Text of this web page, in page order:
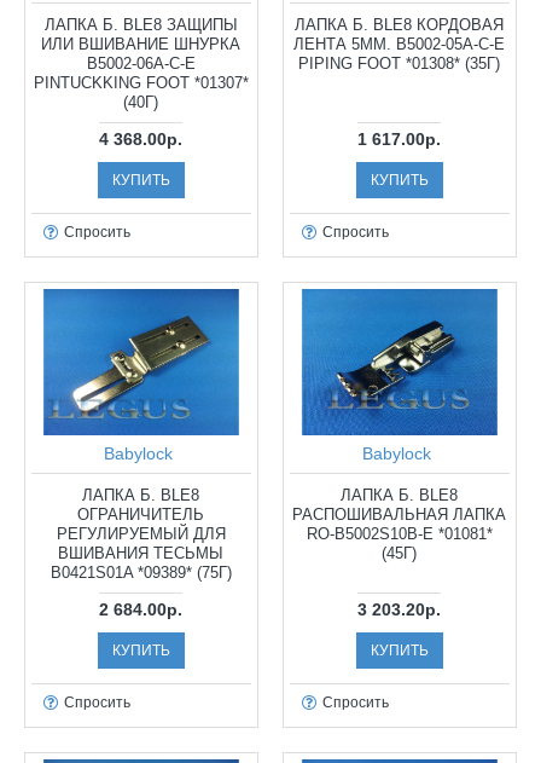
ЛАПКА Б. BLE8 ЗАЩИПЫ
ИЛИ ВШИВАНИЕ ШНУРКА
B5002-06A-C-E
PINTUCKKING FOOT *01307*
(40Г)
4 368.00р.
КУПИТЬ
Спросить
ЛАПКА Б. BLE8 КОРДОВАЯ
ЛЕНТА 5ММ. B5002-05A-C-E
PIPING FOOT *01308* (35Г)
1 617.00р.
КУПИТЬ
Спросить
Babylock
ЛАПКА Б. BLE8
ОГРАНИЧИТЕЛЬ
РЕГУЛИРУЕМЫЙ ДЛЯ
ВШИВАНИЯ ТЕСЬМЫ
B0421S01A *09389* (75Г)
2 684.00р.
КУПИТЬ
Спросить
Babylock
ЛАПКА Б. BLE8
РАСПОШИВАЛЬНАЯ ЛАПКА
RO-B5002S10B-E *01081*
(45Г)
3 203.20р.
КУПИТЬ
Спросить